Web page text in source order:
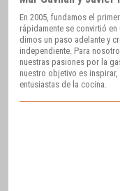
En 2005, fundamos el
rápidamente se convirtió
dimos un paso adelante y
independiente. Para
nuestras pasiones por la
nuestro objetivo es
entusiastas de la cocina.